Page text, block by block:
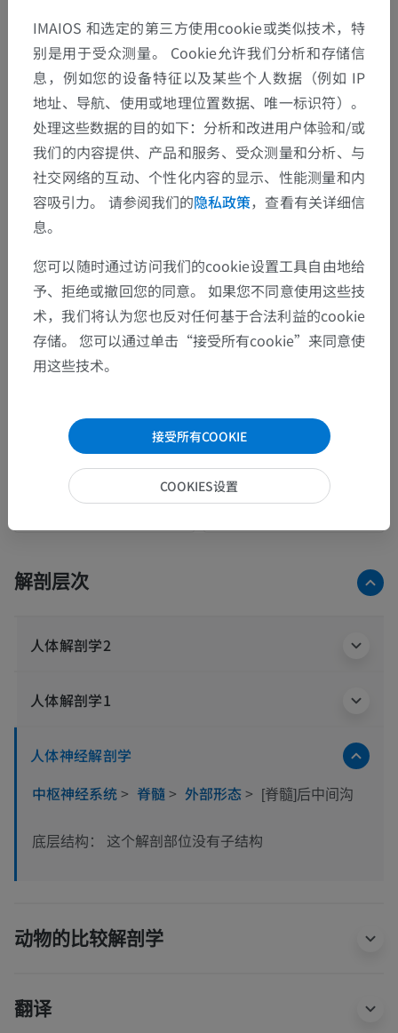
解剖层次
人体解剖学2
人体解剖学1
人体神经解剖学
中枢神经系统> 脊髓> 外部形态> [脊髓]后中间沟
底层结构： 这个解剖部位没有子结构
动物的比较解剖学
翻译
IMAIOS 和选定的第三方使用cookie或类似技术，特
别是用于受众测量。 Cookie允许我们分析和存储信
息，例如您的设备特征以及某些个人数据（例如 IP
地址、导航、使用或地理位置数据、唯一标识符）。
处理这些数据的目的如下：分析和改进用户体验和/或
我们的内容提供、产品和服务、受众测量和分析、与
社交网络的互动、个性化内容的显示、性能测量和内
容吸引力。 请参阅我们的隐私政策，查看有关详细信
息。
您可以随时通过访问我们的cookie设置工具自由地给
予、拒绝或撤回您的同意。 如果您不同意使用这些技
术，我们将认为您也反对任何基于合法利益的cookie
存储。 您可以通过单击“接受所有cookie”来同意使
用这些技术。
接受所有COOKIE
COOKIES设置